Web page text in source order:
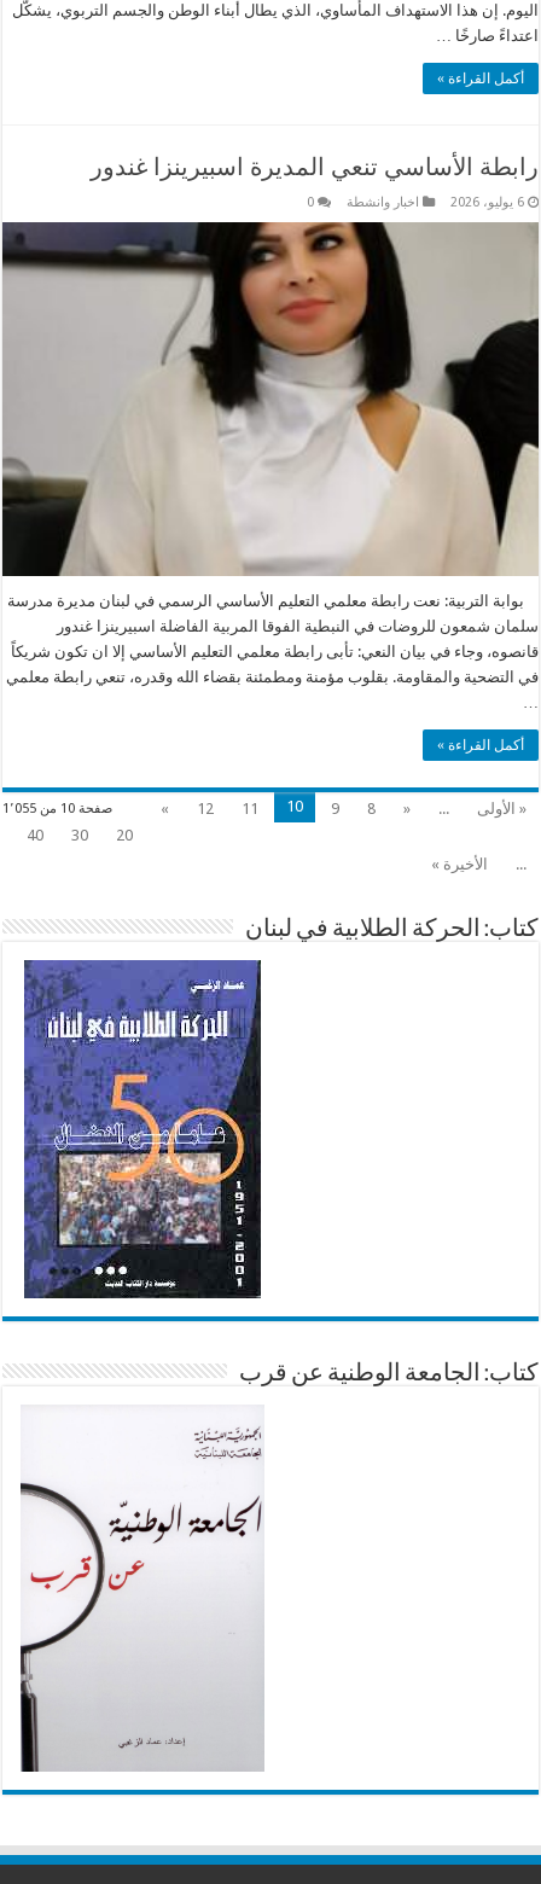
اليوم. إن هذا الاستهداف المأساوي، الذي يطال أبناء الوطن والجسم التربوي، يشكّل
اعتداءً صارخًا …
أكمل القراءة »
رابطة الأساسي تنعي المديرة اسبيرينزا غندور
6 يوليو، 2026 اخبار وانشطة 0
بوابة التربية: نعت رابطة معلمي التعليم الأساسي الرسمي في لبنان مديرة مدرسة
سلمان شمعون للروضات في النبطية الفوقا المربية الفاضلة اسبيرينزا غندور
قانصوه، وجاء في بيان النعي: تأبى رابطة معلمي التعليم الأساسي إلا ان تكون شريكاً
في التضحية والمقاومة. بقلوب مؤمنة ومطمئنة بقضاء الله وقدره، تنعي رابطة معلمي
…
أكمل القراءة »
صفحة 10 من 1٬055 « الأولى ...
«
8
9
10
11
12
»
20
30
40
...
الأخيرة »
كتاب: الحركة الطلابية في لبنان
كتاب: الجامعة الوطنية عن قرب